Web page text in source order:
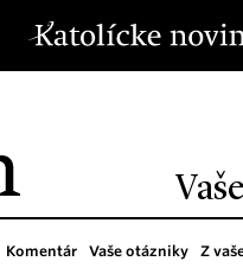
Komentár Vaše otázniky Z